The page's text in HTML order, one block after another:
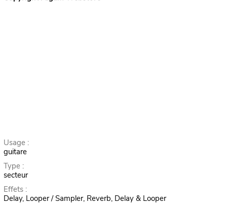
Usage :
guitare
Type :
secteur
Effets :
Delay, Looper / Sampler, Reverb, Delay & Looper